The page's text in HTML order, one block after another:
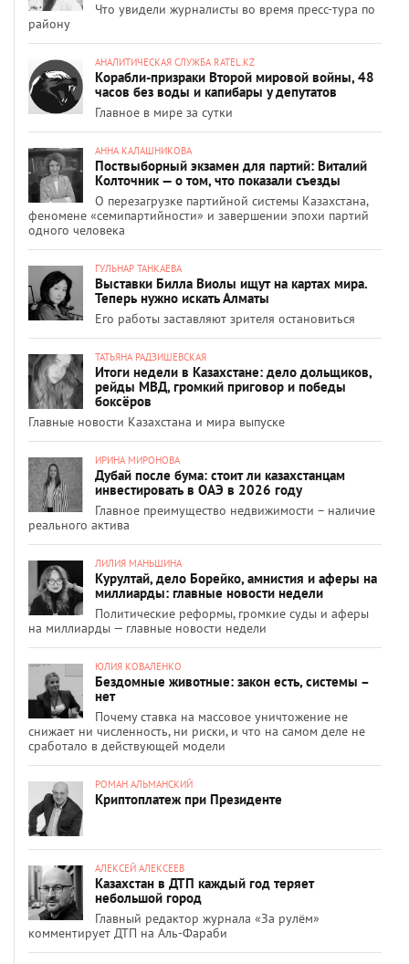
Что увидели журналисты во время пресс-тура по
району
АНАЛИТИЧЕСКАЯ СЛУЖБА RATEL.KZ
Корабли-призраки Второй мировой войны, 48
часов без воды и капибары у депутатов
Главное в мире за сутки
АННА КАЛАШНИКОВА
Поствыборный экзамен для партий: Виталий
Колточник — о том, что показали съезды
О перезагрузке партийной системы Казахстана,
феномене «семипартийности» и завершении эпохи партий
одного человека
ГУЛЬНАР ТАНКАЕВА
Выставки Билла Виолы ищут на картах мира.
Теперь нужно искать Алматы
Его работы заставляют зрителя остановиться
ТАТЬЯНА РАДЗИШЕВСКАЯ
Итоги недели в Казахстане: дело дольщиков,
рейды МВД, громкий приговор и победы
боксёров
Главные новости Казахстана и мира выпуске
ИРИНА МИРОНОВА
Дубай после бума: стоит ли казахстанцам
инвестировать в ОАЭ в 2026 году
Главное преимущество недвижимости – наличие
реального актива
ЛИЛИЯ МАНЬШИНА
Курултай, дело Борейко, амнистия и аферы на
миллиарды: главные новости недели
Политические реформы, громкие суды и аферы
на миллиарды — главные новости недели
ЮЛИЯ КОВАЛЕНКО
Бездомные животные: закон есть, системы –
нет
Почему ставка на массовое уничтожение не
снижает ни численность, ни риски, и что на самом деле не
сработало в действующей модели
РОМАН АЛЬМАНСКИЙ
Криптоплатеж при Президенте
АЛЕКСЕЙ АЛЕКСЕЕВ
Казахстан в ДТП каждый год теряет
небольшой город
Главный редактор журнала «За рулём»
комментирует ДТП на Аль-Фараби